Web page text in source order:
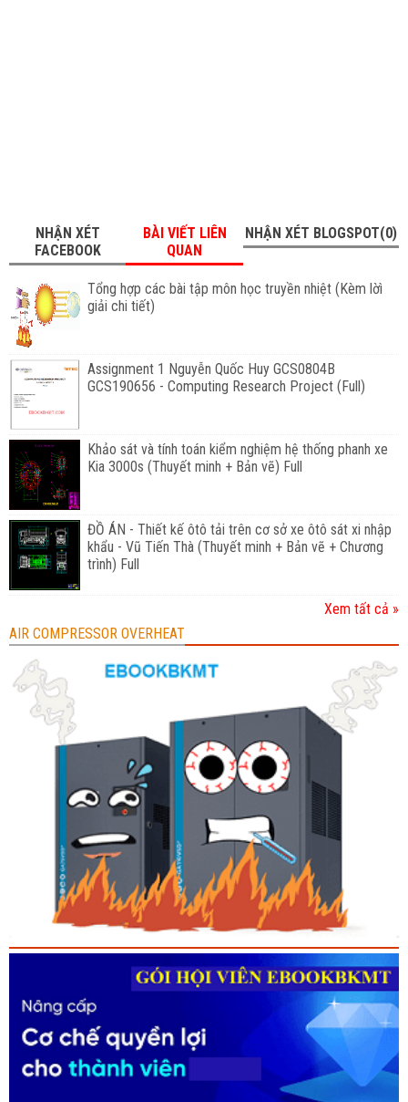
NHẬN XÉT
FACEBOOK
BÀI VIẾT LIÊN
QUAN
NHẬN XÉT BLOGSPOT(0)
Tổng hợp các bài tập môn học truyền nhiệt (Kèm lờì
giải chi tiết)
Assignment 1 Nguyễn Quốc Huy GCS0804B
GCS190656 - Computing Research Project (Full)
Khảo sát và tính toán kiểm nghiệm hệ thống phanh xe
Kia 3000s (Thuyết minh + Bản vẽ) Full
ĐỒ ÁN - Thiết kế ôtô tải trên cơ sở xe ôtô sát xi nhập
khẩu - Vũ Tiến Thà (Thuyết minh + Bản vẽ + Chương
trình) Full
Xem tất cả »
AIR COMPRESSOR OVERHEAT